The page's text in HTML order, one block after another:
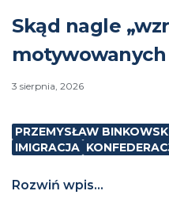
Skąd nagle
3 sierpnia, 2026
PRZEMYSŁAW
IMIGRACJA
Rozwiń wpis...